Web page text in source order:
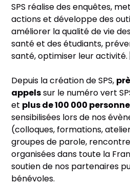
SPS réalise des enquêtes,
actions et développe des
améliorer la qualité de vie
santé et des étudiants,
santé, optimiser leur
Depuis la création de SPS,
appelssur le numéro vert
et plus de 100 000
sensibilisées lors de nos
(colloques, formations,
groupes de parole,
organisées dans toute la
soutien de nos partenaires
bénévoles.